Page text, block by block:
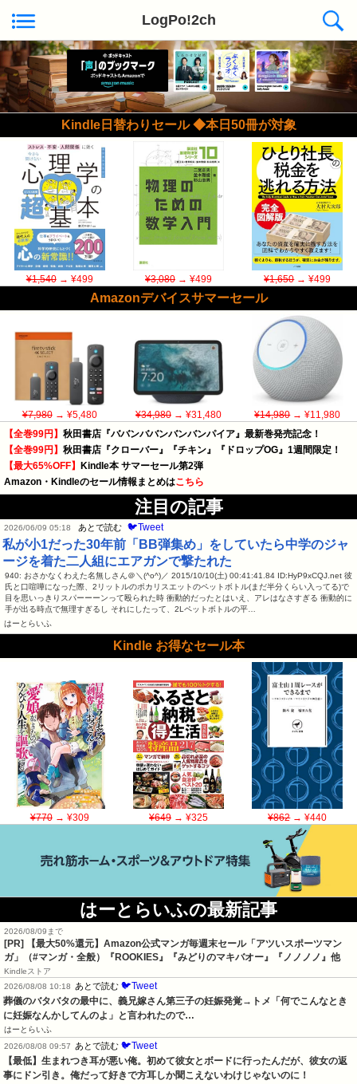
LogPo!2ch
Kindle日替わりセール ◆本日50冊が対象
¥1,540→ ¥499 ¥3,080→ ¥499 ¥1,650→ ¥499
Amazonデバイスサマーセール
¥7,980→ ¥5,480 ¥34,980→ ¥31,480 ¥14,980→ ¥11,980
【全巻99円】 秋田書店『ババンババンバンバンパイア』最新巻発売記念！
【全巻99円】 秋田書店『クローバー』『チキン』『ドロップOG』1週間限定！
【最大65%OFF】
Kindle本 サマーセール第2弾
Amazon・Kindleのセール情報まとめはこちら
注目の記事
2026/06/09 05:18 あとで読む 🐦Tweet
私が小1だった30年前「BB弾集め」をしていたら中学のジャ
ージを着た二人組にエアガンで撃たれた
940: おさかなくわえた名無しさん＠＼(^o^)／ 2015/10/10(土) 00:41:41.84 ID:HyP9xCQJ.net 彼
氏と口喧嘩になった際、2リットルのポカリスエットのペットボトル(まだ半分くらい入ってる)で
目を思いっきりスパーーーンって殴られた時 衝動的だったとはいえ、アレはなさすぎる 衝動的に
手が出る時点で無理すぎるし それにしたって、2Lペットボトルの平…
はーとらいふ
Kindle お得なセール本
¥770→ ¥309 ¥649→ ¥325 ¥862→ ¥440
はーとらいふの最新記事
2026/08/09まで
[PR]
【最大50%還元】Amazon公式マンガ毎週末セール「アツいスポーツマン
ガ」（#マンガ・全般）『ROOKIES』『みどりのマキバオー』『ノノノノ』他
Kindleストア
2026/08/08 10:18
あとで読む 🐦Tweet
葬儀のバタバタの最中に、義兄嫁さん第三子の妊娠発覚→トメ「何でこんなとき
に妊娠なんかしてんのよ」と言われたので…
はーとらいふ
2026/08/08 09:57
あとで読む 🐦Tweet
【最低】生まれつき耳が悪い俺。初めて彼女とボードに行ったんだが、彼女の返
事にドン引き。俺だって好きで方耳しか聞こえないわけじゃないのに！